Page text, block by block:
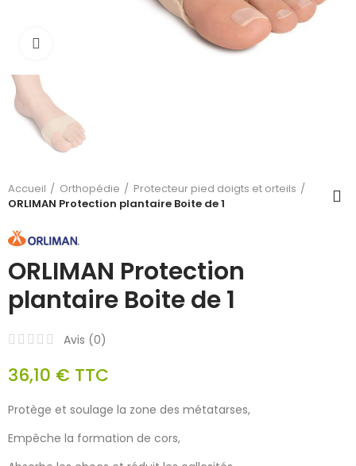
Accueil Orthopédie
Protecteur pied doigts et orteils
ORLIMAN Protection plantaire Boite de 1
ORLIMAN Protection
plantaire Boite de 1
Avis (0)
36,10 € TTC
Protège et soulage la zone des métatarses,
Empêche la formation de cors,